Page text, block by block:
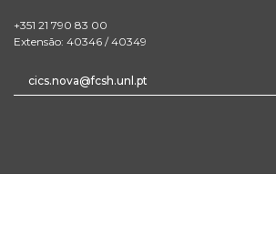
+351 21 790 83 00
Extensão: 40346 / 40349
cics.nova@fcsh.unl.pt